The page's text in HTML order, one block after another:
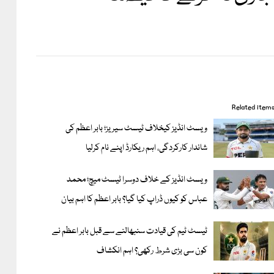
Related items
ویسٹ انڈیز کیخلاف ٹیسٹ سیریز؛ بابر اعظم کی
شاندار کارکردگی، اہم ریکارڈ اپنے نام کرلیا
ویسٹ انڈیز کے خلاف دوسرا ٹیسٹ میچ؛ محمد
عباس کو کیوں ڈراپ کیا گیا؟ بابر اعظم کا اہم بیان
ٹیسٹ ٹیم کی قیادت سنبھالنے سے قبل بابر اعظم نے
کون سی بڑی شرط رکھی؟ اہم انکشاف